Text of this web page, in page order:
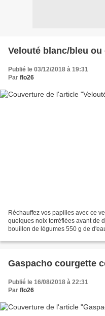
Velouté blanc/bleu
Publié le 03/12/2018 à 19:31
Par flo26
Réchauffez vos papilles avec ce
quelques noix torréfiées avant de
bouillon de légumes 550 g de
Gaspacho courgette
Publié le 16/08/2018 à 22:31
Par flo26